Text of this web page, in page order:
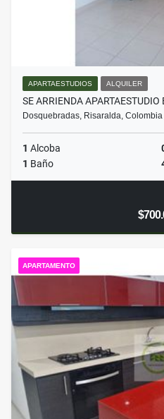
APARTAESTUDIOS ALQUILER
SE ARRIENDA APARTAESTUDIO
Dosquebradas, Risaralda, Colombia
1 Alcoba
1 Baño
APARTAMENTO